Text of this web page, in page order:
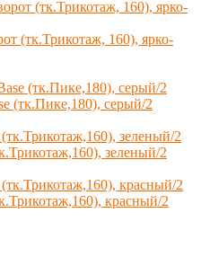
(тк.Трикотаж, 160), ярко-
(тк.Пике,180), серый/2
зеленый/2
красный/2